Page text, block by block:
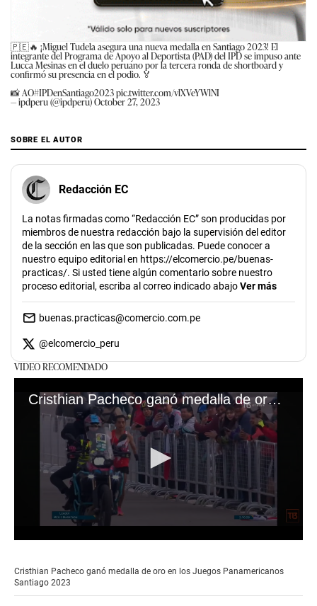
🇵🇪🔥 ¡Miguel Tudela asegura una nueva medalla en Santiago 2023! El
integrante del Programa de Apoyo al Deportista (PAD) del IPD se impuso ante
Lucca Mesinas en el duelo peruano por la tercera ronda de shortboard y
confirmó su presencia en el podio. 🏅
📸 AO#IPDenSantiago2023pic.twitter.com/vlXVeYWlNI
— ipdperu (@ipdperu)October 27, 2023
SOBRE EL AUTOR
Redacción EC
La notas firmadas como “Redacción EC” son producidas por
miembros de nuestra redacción bajo la supervisión del editor
de la sección en las que son publicadas. Puede conocer a
nuestro equipo editorial en https://elcomercio.pe/buenas-
practicas/. Si usted tiene algún comentario sobre nuestro
proceso editorial, escriba al correo indicado abajoVer más
buenas.practicas@comercio.com.pe
@elcomercio_peru
VIDEO RECOMENDADO
Cristhian Pacheco ganó medalla de oro en los Juegos Panamericanos Santiago 2023
of
1
minute,
Cristhian Pacheco ganó medalla de oro en los Juegos Panamericanos
Santiago 2023